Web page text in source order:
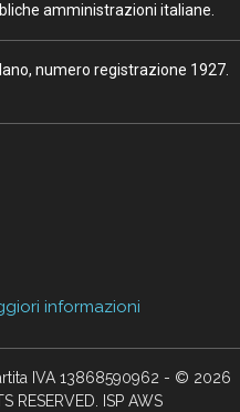
amministrazioni italiane.
numero registrazione 1927.
informazioni
IVA 13868590962 - © 2026
RESERVED. ISP AWS